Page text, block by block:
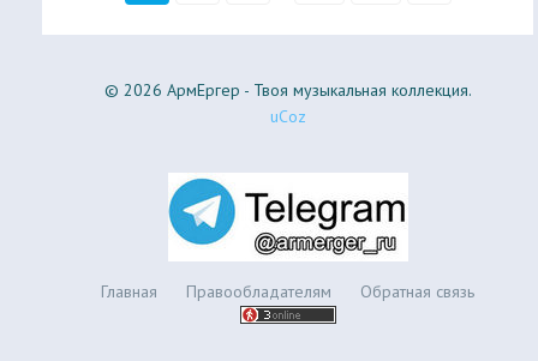
© 2026 АрмЕргер - Твоя музыкальная коллекция.
uCoz
Главная Правообладателям Обратная связь